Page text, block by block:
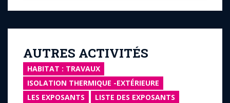
AUTRES ACTIVITÉS
HABITAT : TRAVAUX
ISOLATION THERMIQUE -EXTÉRIEURE
LES EXPOSANTS
LISTE DES EXPOSANTS